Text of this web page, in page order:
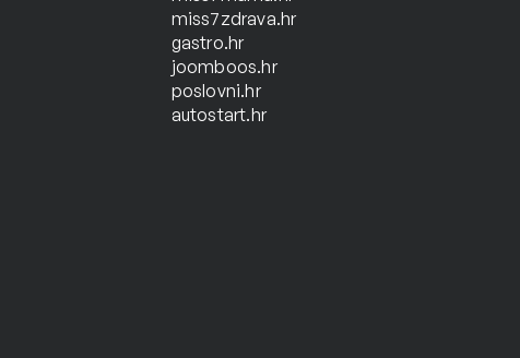
miss7zdrava.hr
gastro.hr
joomboos.hr
poslovni.hr
autostart.hr